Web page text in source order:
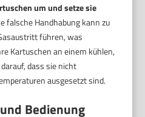
um und setze sie
falsche Handhabung kann zu
führen, was
Kartuschen an einem kühlen,
dass sie nicht
ausgesetzt sind.
Bedienung